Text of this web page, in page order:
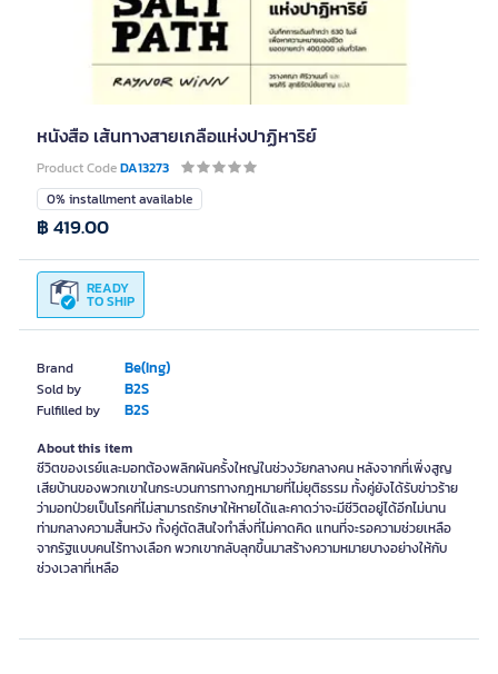
หนังสือ เส้นทางสายเกลือแห่งปาฏิหาริย์
Product CodeDA13273
Brand Be(Ing)
Sold by B2S
Fulfilled by B2S
0% installment available
READY
TO SHIP
฿ 419.00
About this item
ชีวิตของเรย์และมอทต้องพลิกผันครั้งใหญ่ในช่วงวัยกลางคน หลังจากที่เพิ่งสูญ
เสียบ้านของพวกเขาในกระบวนการทางกฎหมายที่ไม่ยุติธรรม ทั้งคู่ยังได้รับข่าวร้าย
ว่ามอทป่วยเป็นโรคที่ไม่สามารถรักษาให้หายได้และคาดว่าจะมีชีวิตอยู่ได้อีกไม่นาน
ท่ามกลางความสิ้นหวัง ทั้งคู่ตัดสินใจทำสิ่งที่ไม่คาดคิด แทนที่จะรอความช่วยเหลือ
จากรัฐแบบคนไร้ทางเลือก พวกเขากลับลุกขึ้นมาสร้างความหมายบางอย่างให้กับ
ช่วงเวลาที่เหลือ